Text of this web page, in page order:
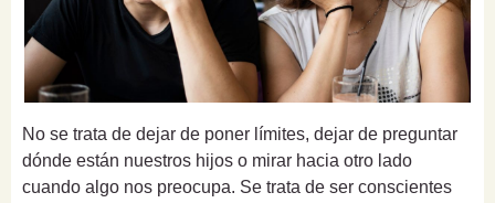
No se trata de dejar de poner límites, dejar de preguntar
dónde están nuestros hijos o mirar hacia otro lado
cuando algo nos preocupa. Se trata de ser conscientes